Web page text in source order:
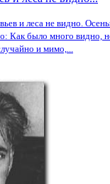
и леса не видно.
Как было много видно,
и мимо,...